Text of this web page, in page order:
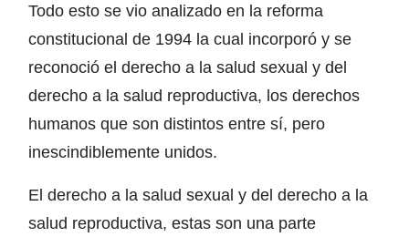
Todo esto se vio analizado en la reforma
constitucional de 1994 la cual incorporó y se
reconoció el derecho a la salud sexual y del
derecho a la salud reproductiva, los derechos
humanos que son distintos entre sí, pero
inescindiblemente unidos.
El derecho a la salud sexual y del derecho a la
salud reproductiva, estas son una parte